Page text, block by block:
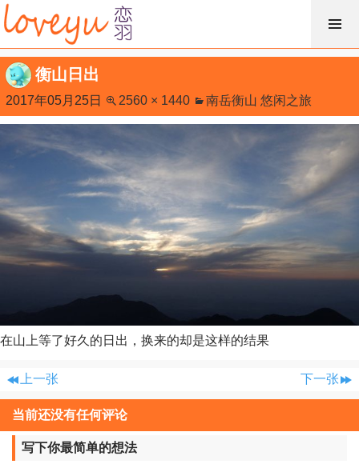
跳
过
内
容
衡山日出
2017年05月25日 2560 × 1440 南岳衡山 悠闲之旅
在山上等了好久的日出，换来的却是这样的结果
上一张 下一张
当前还没有任何评论
写下你最简单的想法